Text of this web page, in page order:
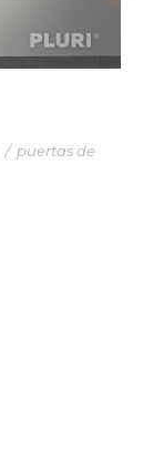
/ puertas de